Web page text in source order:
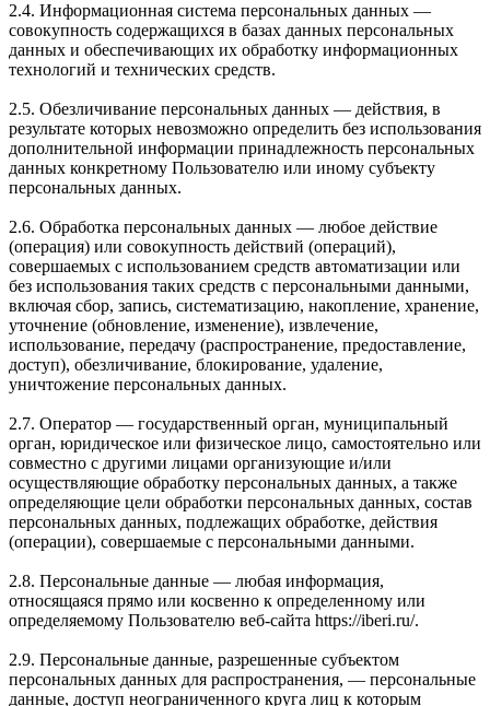
2.4. Информационная система персональных данных —
совокупность содержащихся в базах данных персональных
данных и обеспечивающих их обработку информационных
технологий и технических средств.
2.5. Обезличивание персональных данных — действия, в
результате которых невозможно определить без использования
дополнительной информации принадлежность персональных
данных конкретному Пользователю или иному субъекту
персональных данных.
2.6. Обработка персональных данных — любое действие
(операция) или совокупность действий (операций),
совершаемых с использованием средств автоматизации или
без использования таких средств с персональными данными,
включая сбор, запись, систематизацию, накопление, хранение,
уточнение (обновление, изменение), извлечение,
использование, передачу (распространение, предоставление,
доступ), обезличивание, блокирование, удаление,
уничтожение персональных данных.
2.7. Оператор — государственный орган, муниципальный
орган, юридическое или физическое лицо, самостоятельно или
совместно с другими лицами организующие и/или
осуществляющие обработку персональных данных, а также
определяющие цели обработки персональных данных, состав
персональных данных, подлежащих обработке, действия
(операции), совершаемые с персональными данными.
2.8. Персональные данные — любая информация,
относящаяся прямо или косвенно к определенному или
определяемому Пользователю веб-сайта https://iberi.ru/.
2.9. Персональные данные, разрешенные субъектом
персональных данных для распространения, — персональные
данные, доступ неограниченного круга лиц к которым